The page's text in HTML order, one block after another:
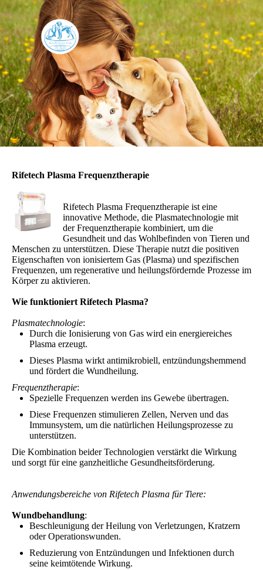
Rifetech Plasma Frequenztherapie
Rifetech Plasma Frequenztherapie ist eine
innovative Methode, die Plasmatechnologie mit
der Frequenztherapie kombiniert, um die
Gesundheit und das Wohlbefinden von Tieren und
Menschen zu unterstützen. Diese Therapie nutzt die positiven
Eigenschaften von ionisiertem Gas (Plasma) und spezifischen
Frequenzen, um regenerative und heilungsfördernde Prozesse im
Körper zu aktivieren.
Wie funktioniert Rifetech Plasma?
Plasmatechnologie:
Durch die Ionisierung von Gas wird ein energiereiches
Plasma erzeugt.
Dieses Plasma wirkt antimikrobiell, entzündungshemmend
und fördert die Wundheilung.
Frequenztherapie:
Spezielle Frequenzen werden ins Gewebe übertragen.
Diese Frequenzen stimulieren Zellen, Nerven und das
Immunsystem, um die natürlichen Heilungsprozesse zu
unterstützen.
Die Kombination beider Technologien verstärkt die Wirkung
und sorgt für eine ganzheitliche Gesundheitsförderung.
Anwendungsbereiche von Rifetech Plasma für Tiere:
Wundbehandlung:
Beschleunigung der Heilung von Verletzungen, Kratzern
oder Operationswunden.
Reduzierung von Entzündungen und Infektionen durch
seine keimtötende Wirkung.